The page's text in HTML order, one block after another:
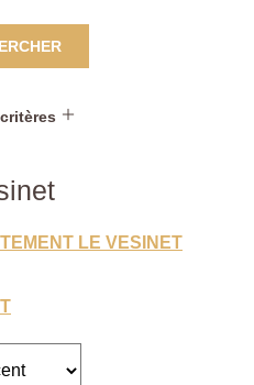
LE VESINET